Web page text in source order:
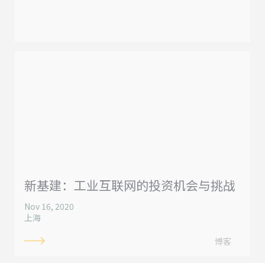
新基建：工业互联网的投资机会与挑战
Nov 16, 2020
上海
博客